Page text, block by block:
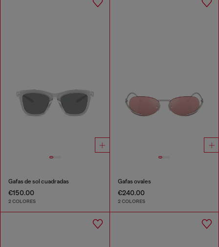
Gafas de sol cuadradas
€150.00
2 COLORES
Gafas ovales
€240.00
2 COLORES